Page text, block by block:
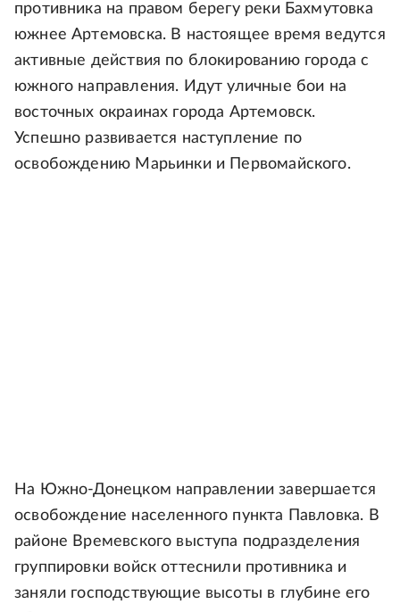
противника на правом берегу реки Бахмутовка
южнее Артемовска. В настоящее время ведутся
активные действия по блокированию города с
южного направления. Идут уличные бои на
восточных окраинах города Артемовск.
Успешно развивается наступление по
освобождению Марьинки и Первомайского.
На Южно-Донецком направлении завершается
освобождение населенного пункта Павловка. В
районе Времевского выступа подразделения
группировки войск оттеснили противника и
заняли господствующие высоты в глубине его